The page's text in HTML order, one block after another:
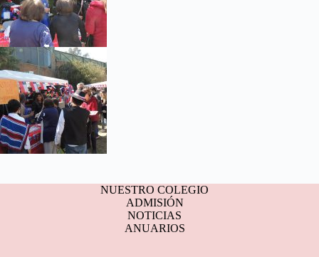
NUESTRO COLEGIO
ADMISIÓN
NOTICIAS
ANUARIOS